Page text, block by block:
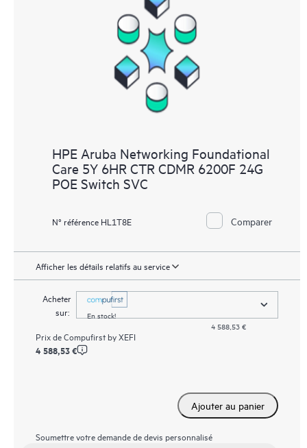
HPE Aruba Networking Foundational
Care 5Y 6HR CTR CDMR 6200F 24G
POE Switch SVC
N° référence HL1T8E Comparer
Afficher les détails relatifs au service
Acheter
sur:
En stock!
4 588,53 €
Prix deCompufirst by XEFI
4 588,53 €
Ajouter au panier
Soumettre votre demande de devis personnalisé